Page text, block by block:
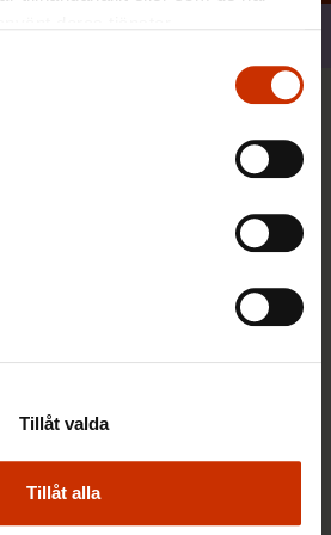
Tillåt alla
Tillåt valda